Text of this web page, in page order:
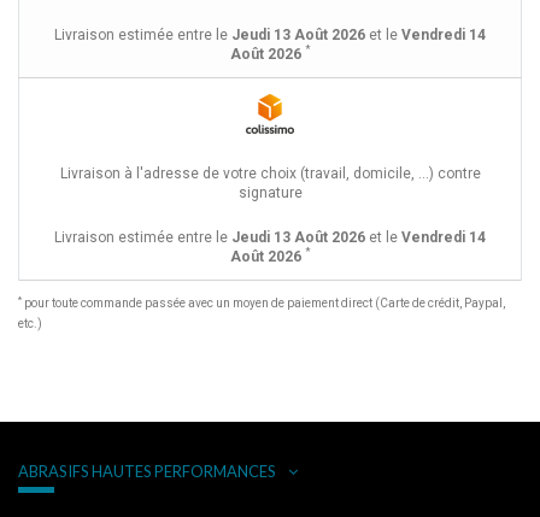
Livraison estimée entre le Jeudi 13 Août 2026 et le Vendredi 14
Août 2026 *
Livraison à l'adresse de votre choix (travail, domicile, ...) contre
signature
Livraison estimée entre le Jeudi 13 Août 2026 et le Vendredi 14
Août 2026 *
* pour toute commande passée avec un moyen de paiement direct (Carte de crédit, Paypal,
etc.)
ABRASIFS HAUTES PERFORMANCES